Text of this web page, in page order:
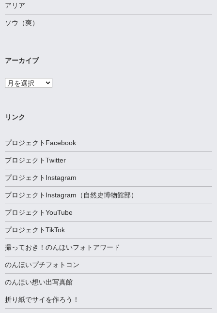
アリア
ソウ（爽）
アーカイブ
ア
ー
ブ
リンク
プロジェクトFacebook
プロジェクトTwitter
プロジェクトInstagram
プロジェクトInstagram（自然史博物館部）
プロジェクトYouTube
プロジェクトTikTok
撮っておき！のんほいフォトアワード
のんほいプチフォトコン
のんほい想い出写真館
折り紙でサイを作ろう！